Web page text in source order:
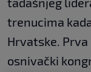
trenucima
Hrvatske.
osnivački